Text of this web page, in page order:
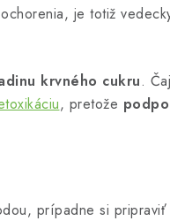
je totiž
krvného cukru.
, pretože
prípadne si